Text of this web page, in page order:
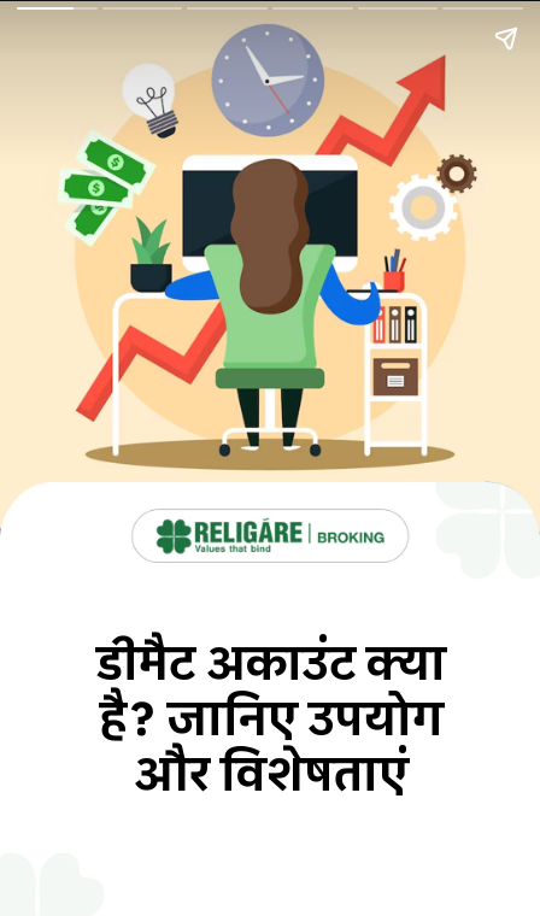
डीमैट अकाउंट क्या
है?जानिए उपयोग
और विशेषताएं